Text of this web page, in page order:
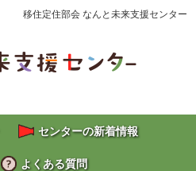
移住定住部会 なんと未来支援センター
センターの新着情報
よくある質問